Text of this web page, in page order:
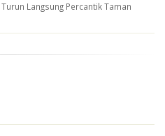
Langsung Percantik Taman